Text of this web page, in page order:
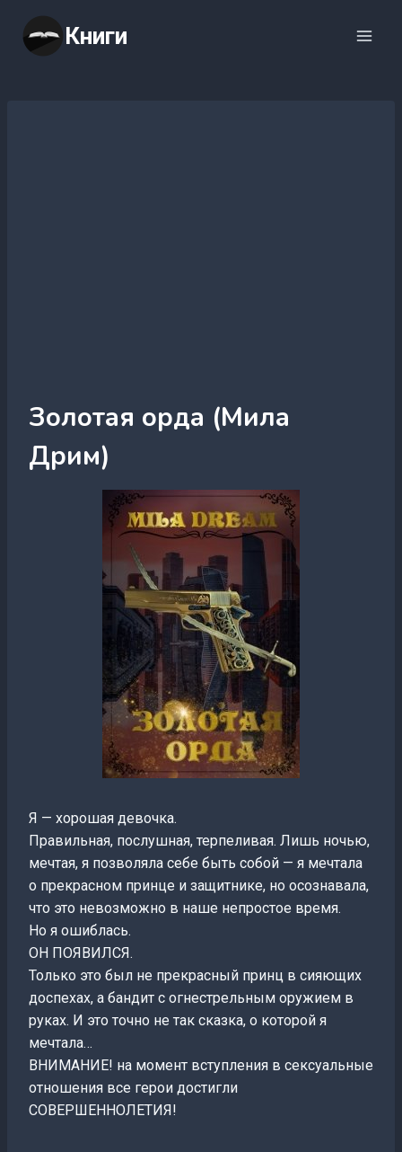
содержимому
Книги
Золотая орда (Мила
Дрим)
Я — хорошая девочка.
Правильная, послушная, терпеливая. Лишь ночью,
мечтая, я позволяла себе быть собой — я мечтала
о прекрасном принце и защитнике, но осознавала,
что это невозможно в наше непростое время.
Но я ошиблась.
ОН ПОЯВИЛСЯ.
Только это был не прекрасный принц в сияющих
доспехах, а бандит с огнестрельным оружием в
руках. И это точно не так сказка, о которой я
мечтала…
ВНИМАНИЕ! на момент вступления в сексуальные
отношения все герои достигли
СОВЕРШЕННОЛЕТИЯ!